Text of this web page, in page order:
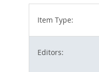
Item Type:
Editors: